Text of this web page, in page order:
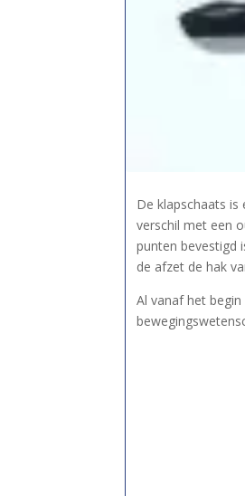
De klapschaats
verschil met een
punten bevestigd
de afzet de hak
Al vanaf het